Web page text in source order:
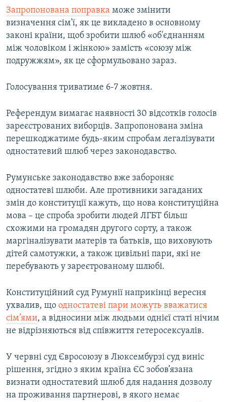
СПЕЦПРОЕКТИ
ДЕПОРТАЦІЯ
ВІДЕОУРОКИ «ELIFBE»
СВІДЧЕННЯ ОКУПАЦІЇ
УКРАЇНСЬКА ПРОБЛЕМА КРИМУ
ЯК ОБІЙТИ БЛОКУВАННЯ
Русский
Усі сайти RFE/RL
Запропонована поправка може змінити
визначення сім'ї, як це викладено в основному
законі країни, щоб зробити шлюб «об'єднанням
між чоловіком і жінкою» замість «союзу між
подружжям», як це сформульовано зараз.
Голосування триватиме 6-7 жовтня.
Референдум вимагає наявності 30 відсотків голосів
зареєстрованих виборців. Запропонована зміна
перешкоджатиме будь-яким спробам легалізувати
одностатевий шлюб через законодавство.
Румунське законодавство вже забороняє
одностатеві шлюби. Але противники загаданих
змін до конституції кажуть, що нова конституційна
мова – це спроба зробити людей ЛГБТ більш
схожими на громадян другого сорту, а також
маргіналізувати матерів та батьків, що виховують
дітей самотужки, а також цивільні пари, які не
перебувають у зареєтрованому шлюбі.
Конституційний суд Румунії наприкінці вересня
ухвалив, що одностатеві пари можуть вважатися
сім’ями, а відносини між людьми однієї статі нічим
не відрізняються від співжиття гетеросексуалів.
У червні суд Євросоюзу в Люксембурзі суд виніс
рішення, згідно з яким країна ЄС зобов’язана
визнати одностатевий шлюб для надання дозволу
на проживання партнерові, в якого немає